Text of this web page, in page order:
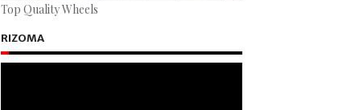
Top Quality Wheels
RIZOMA